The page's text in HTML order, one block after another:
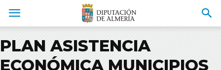
PLAN ASISTENCIA
ECONÓMICA MUNICIPIOS